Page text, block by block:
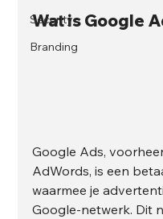
Security
Branding
Wat is Google
Google Ads,
AdWords, is een
waarmee je
Google-netwerk. Dit